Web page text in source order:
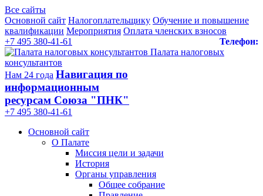
Все сайты
Основной сайт Налогоплательщику Обучение и повышение
квалификации Мероприятия Оплата членских взносов
Телефон:
+7 495 380-41-61
Палата налоговых
консультантов
Нам 24 года Навигация по
информационным
ресурсам Союза "ПНК"
+7 495 380‑41‑61
Основной сайт
О Палате
Миссия цели и задачи
История
Органы управления
Общее собрание